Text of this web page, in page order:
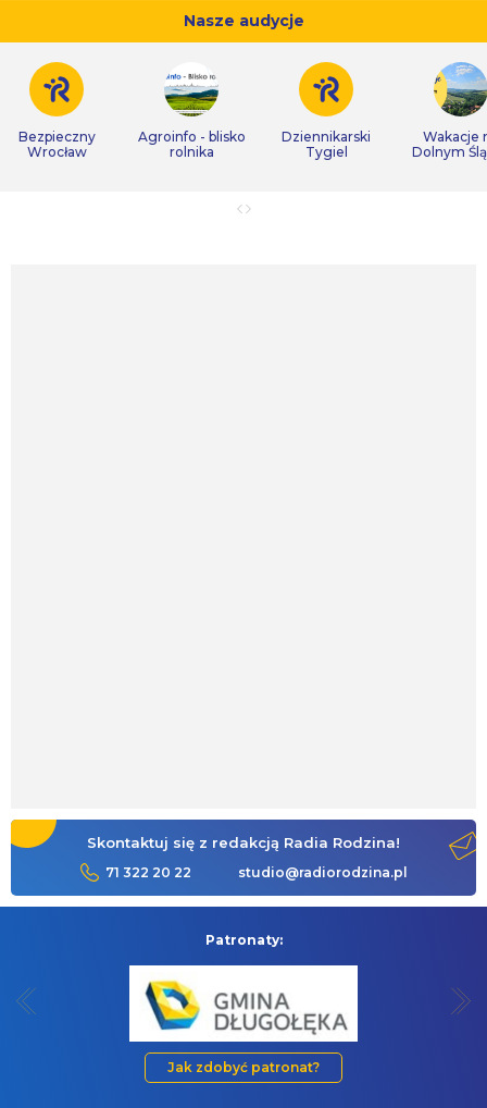
Nasze audycje
Bezpieczny
Wrocław
Agroinfo - blisko
rolnika
Dziennikarski
Tygiel
Wakacje
Dolnym
Skontaktuj się z redakcją Radia Rodzina!
71 322 20 22 studio@radiorodzina.pl
Patronaty:
Jak zdobyć patronat?